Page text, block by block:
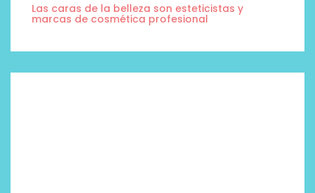
Las caras de la belleza son esteticistas y
marcas de cosmética profesional